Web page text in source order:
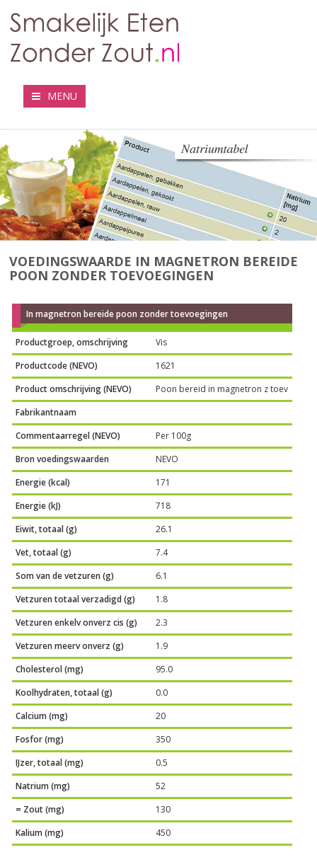
MENU
VOEDINGSWAARDE IN MAGNETRON BEREIDE
POON ZONDER TOEVOEGINGEN
In magnetron bereide poon zonder toevoegingen
Productgroep, omschrijving
Vis
Productcode (NEVO)
1621
Product omschrijving (NEVO)
Poon bereid in magnetron z toev
Fabrikantnaam
Commentaarregel (NEVO)
Per 100g
Bron voedingswaarden
NEVO
Energie (kcal)
171
Energie (kJ)
718
Eiwit, totaal (g)
26.1
Vet, totaal (g)
7.4
Som van de vetzuren (g)
6.1
Vetzuren totaal verzadigd (g)
1.8
Vetzuren enkelv onverz cis (g)
2.3
Vetzuren meerv onverz (g)
1.9
Cholesterol (mg)
95.0
Koolhydraten, totaal (g)
0.0
Calcium (mg)
20
Fosfor (mg)
350
IJzer, totaal (mg)
0.5
Natrium (mg)
52
= Zout (mg)
130
Kalium (mg)
450